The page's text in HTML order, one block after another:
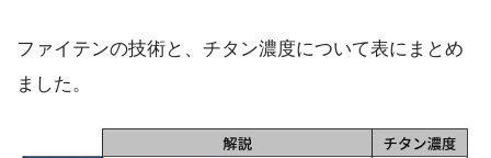
ファイテンの技術と、チタン濃度について表にまとめ
ました。